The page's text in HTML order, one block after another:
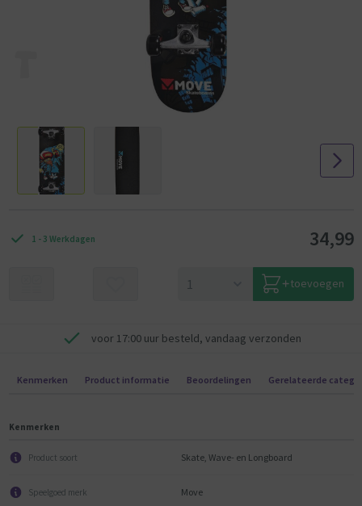
1 - 3 Werkdagen 34,99
toevoegen
voor 17:00 uur besteld, vandaag verzonden
Kenmerken Product informatie Beoordelingen Gerelateerde
Kenmerken
Product soort Skate, Wave- en Longboard
Speelgoed merk Move